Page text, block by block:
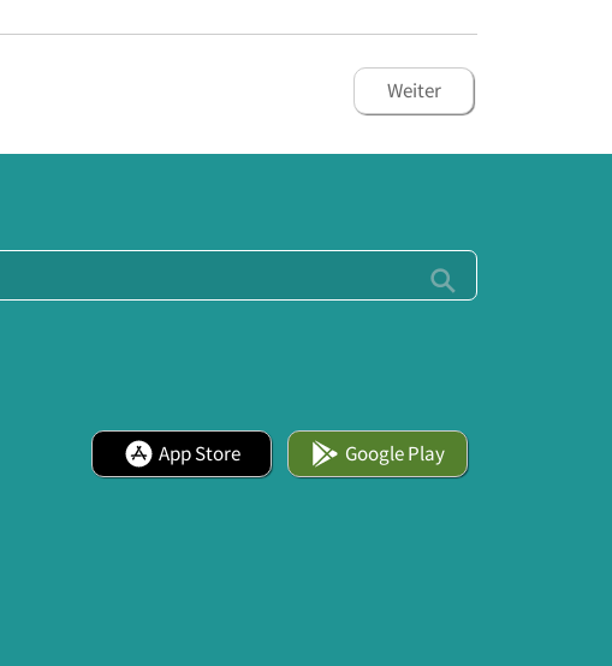
Weiter
App Store Google Play